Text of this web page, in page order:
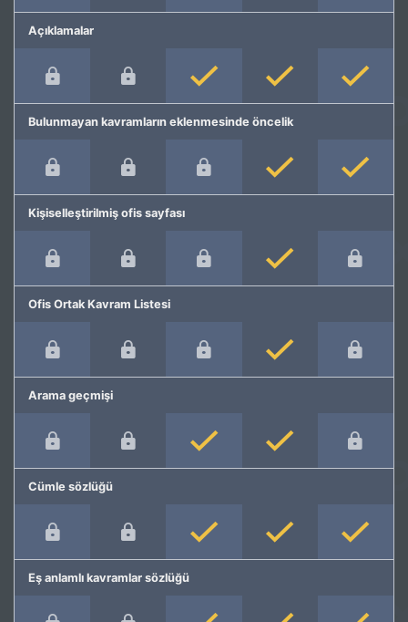
Açıklamalar
Bulunmayan kavramların eklenmesinde öncelik
Kişiselleştirilmiş ofis sayfası
Ofis Ortak Kavram Listesi
Arama geçmişi
Cümle sözlüğü
Eş anlamlı kavramlar sözlüğü